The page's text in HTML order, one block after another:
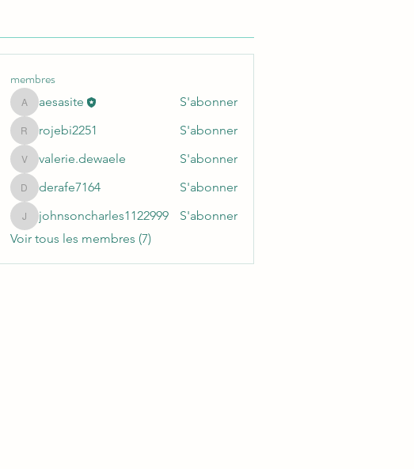
membres
aesasite
aesasite S'abonner
rojebi2251
rojebi2251 S'abonner
valerie.dewaele
valerie.dewaele S'abonner
derafe7164
derafe7164 S'abonner
johnsoncharles1122999
johnsoncharles1122999
S'abonner
Voir tous les membres (7)